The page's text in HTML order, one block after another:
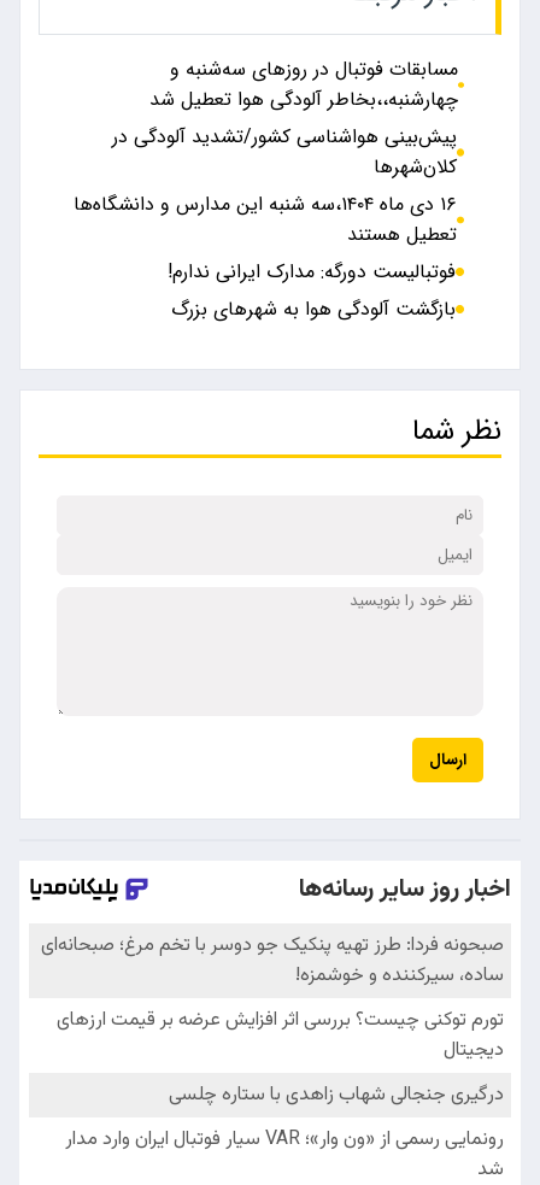
مسابقات فوتبال در روزهای سه‌شنبه و
چهارشنبه،،بخاطر آلودگی هوا تعطیل شد
پیش‌بینی هواشناسی کشور/تشدید آلودگی در
کلان‌شهر‌ها
۱۶ دی ماه ۱۴۰۴،سه شنبه این مدارس و دانشگاه‌ها
تعطیل هستند
فوتبالیست دورگه: مدارک ایرانی ندارم!
بازگشت آلودگی هوا به شهرهای بزرگ
نظر شما
ارسال